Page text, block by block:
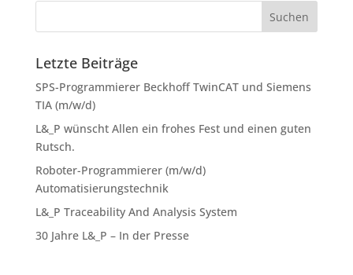
Letzte Beiträge
SPS-Programmierer Beckhoff TwinCAT und Siemens
TIA (m/w/d)
L&_P wünscht Allen ein frohes Fest und einen guten
Rutsch.
Roboter-Programmierer (m/w/d)
Automatisierungstechnik
L&_P Traceability And Analysis System
30 Jahre L&_P – In der Presse